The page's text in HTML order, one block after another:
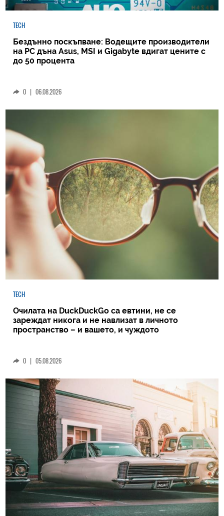
TECH
Бездънно поскъпване: Водещите производители
на РС дъна Asus, MSI и Gigabyte вдигат цените с
до 50 процента
0 | 06.08.2026
TECH
Очилата на DuckDuckGo са евтини, не се
зареждат никога и не навлизат в личното
пространство – и вашето, и чуждото
0 | 05.08.2026